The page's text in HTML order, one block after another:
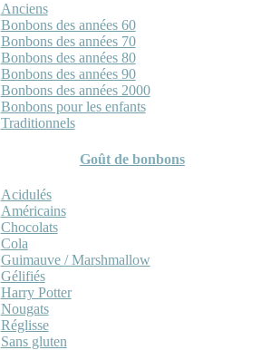
Anciens
Bonbons des années 60
Bonbons des années 70
Bonbons des années 80
Bonbons des années 90
Bonbons des années 2000
Bonbons pour les enfants
Traditionnels
Goût de bonbons
Acidulés
Américains
Chocolats
Cola
Guimauve / Marshmallow
Gélifiés
Harry Potter
Nougats
Réglisse
Sans gluten